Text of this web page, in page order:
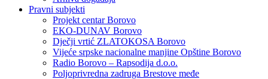
Pravni subjekti
Projekt centar Borovo
EKO-DUNAV Borovo
Dječji vrtić ZLATOKOSA Borovo
Vijeće srpske nacionalne manjine Opštine Borovo
Radio Borovo – Rapsodija d.o.o.
Poljoprivredna zadruga Brestove međe